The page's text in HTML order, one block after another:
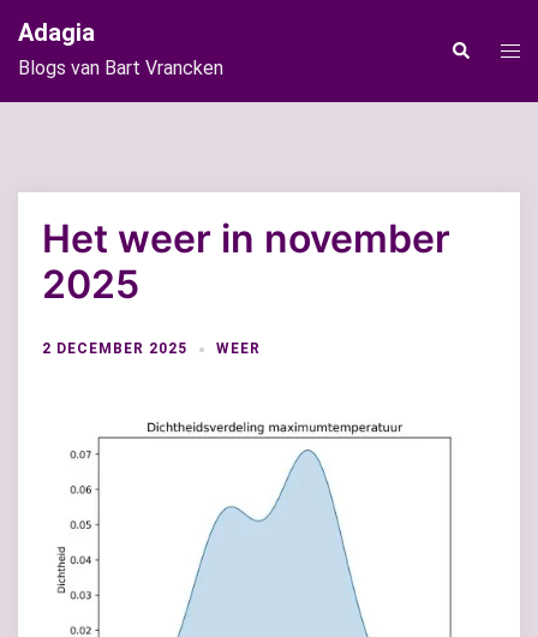
naar
de
inhoud
Adagia
Blogs van Bart Vrancken
Zoeken
Het weer in november
2025
2 DECEMBER 2025 WEER